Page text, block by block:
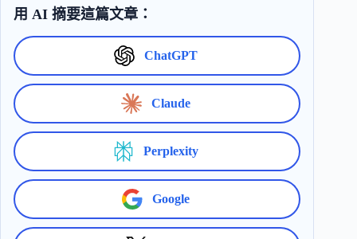
用 AI 摘要這篇文章：
ChatGPT
Claude
Perplexity
Google